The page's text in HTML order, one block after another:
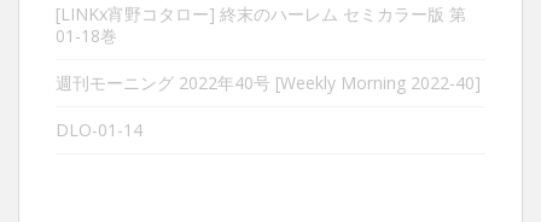
[LINKx宵野コタロー] 終末のハーレム セミカラー版 第
01-18巻
週刊モーニング 2022年40号 [Weekly Morning 2022-40]
DLO-01-14